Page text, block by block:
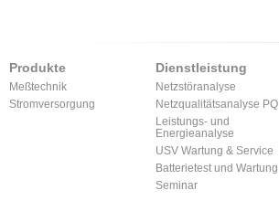
Produkte
Meßtechnik
Stromversorgung
Dienstleistung
Netzstöranalyse
Netzqualitätsanalyse PQ
Leistungs- und
Energieanalyse
USV Wartung & Service
Batterietest und Wartung
Seminar